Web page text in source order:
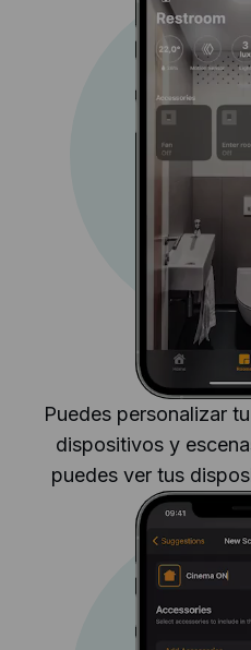
Puedes personalizar
dispositivos y
puedes ver tus